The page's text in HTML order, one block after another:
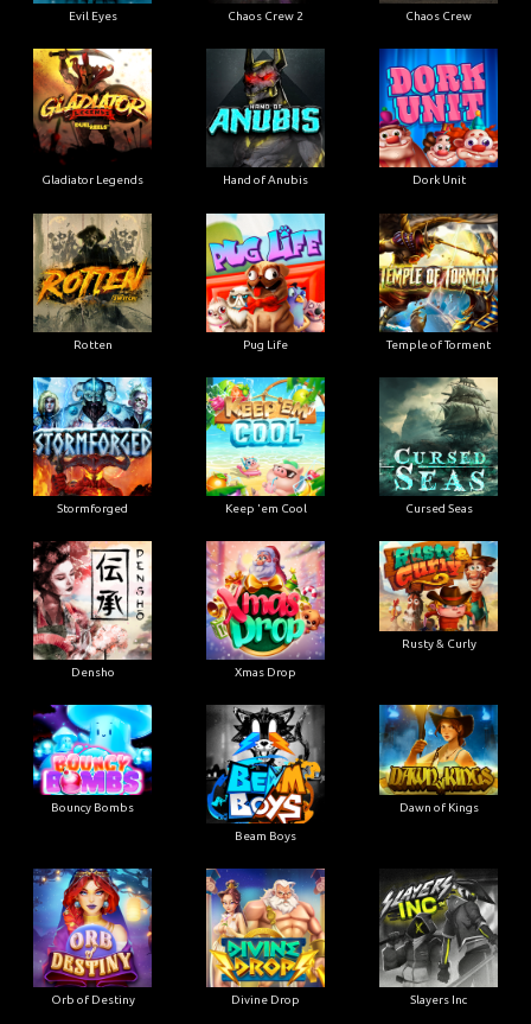
Evil Eyes Chaos Crew 2 Chaos Crew
Gladiator Legends Hand of Anubis Dork Unit
Rotten Pug Life Temple of Torment
Stormforged Keep 'em Cool Cursed Seas
Densho Xmas Drop
Rusty & Curly
Bouncy Bombs
Beam Boys
Dawn of Kings
Orb of Destiny Divine Drop Slayers Inc